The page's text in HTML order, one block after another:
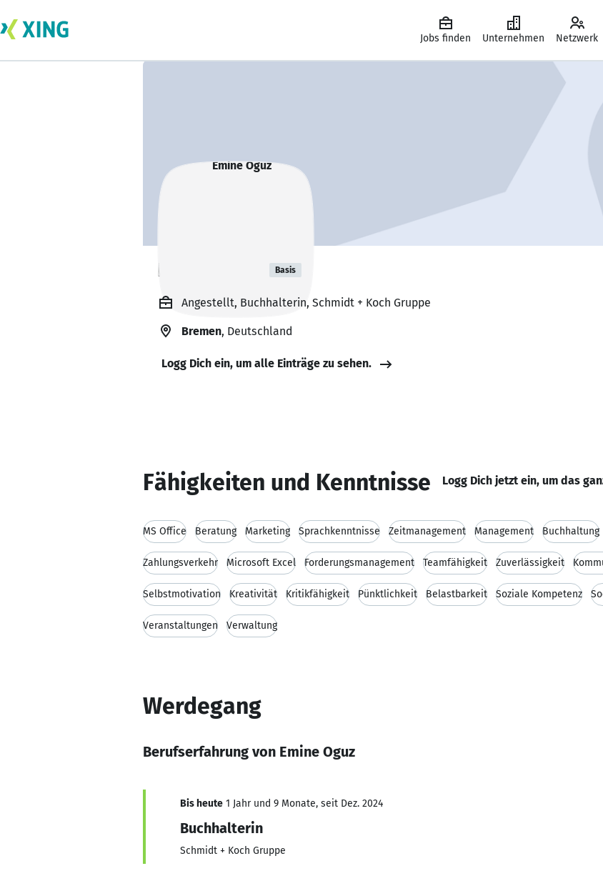
Jobs finden Unternehmen Netzwerk
Emine Oguz Basis
Angestellt, Buchhalterin, Schmidt + Koch Gruppe
Bremen, Deutschland
Logg Dich ein, um alle Einträge zu sehen.
Fähigkeiten und Kenntnisse Logg Dich jetzt ein, um das
MS Office Beratung Marketing Sprachkenntnisse Zeitmanagement Management Buchhaltung
Zahlungsverkehr Microsoft Excel Forderungsmanagement Teamfähigkeit Zuverlässigkeit
Selbstmotivation Kreativität Kritikfähigkeit Pünktlichkeit Belastbarkeit Soziale Kompetenz
Veranstaltungen Verwaltung
Werdegang
Berufserfahrung von Emine Oguz
Bis heute 1 Jahr und 9 Monate, seit Dez. 2024
Buchhalterin
Schmidt + Koch Gruppe